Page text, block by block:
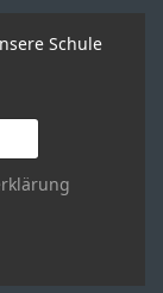
Schule